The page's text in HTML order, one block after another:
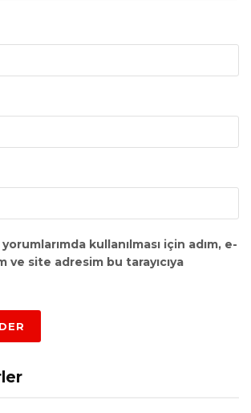
kullanılması için adım, e-
ve site adresim bu tarayıcıya